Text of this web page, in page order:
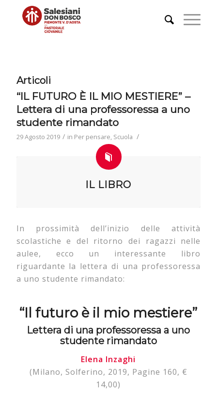
Articoli
“IL FUTURO È IL MIO MESTIERE” –
Lettera di una professoressa a uno
studente rimandato
29 Agosto 2019 / in Per pensare, Scuola /
IL LIBRO
In prossimità dell’inizio delle attività
scolastiche e del ritorno dei ragazzi nelle
aulee, ecco un interessante libro
riguardante la lettera di una professoressa
a uno studente rimandato:
“Il futuro è il mio mestiere”
Lettera di una professoressa a uno
studente rimandato
Elena Inzaghi
(Milano, Solferino, 2019, Pagine 160, €
14,00)